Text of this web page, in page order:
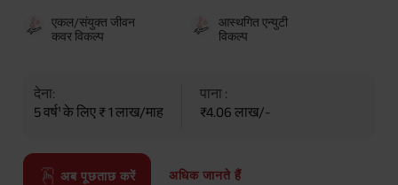
एकल/संयुक्त जीवन
कवर विकल्प
आस्थगित एन्युटी
विकल्प
देना:
5 वर्ष¹ के लिए ₹ 1 लाख/माह
पाना :
₹4.06 लाख/-
अब पूछताछ करें अधिक जानते हैं